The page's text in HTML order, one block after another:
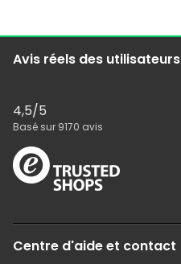
Avis réels des utilisateurs
4,5/5
Basé sur 9170 avis
Centre d'aide et contact